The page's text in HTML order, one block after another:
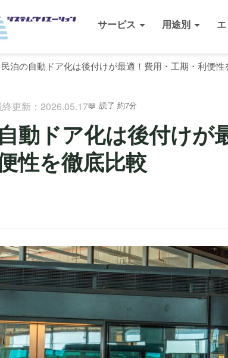
サービス 用途別
民泊の自動ドア化は後付けが最適！費用・工期・利便性
更新：2026.05.17 読了 約7分
動ドア化は後付けが
性を徹底比較